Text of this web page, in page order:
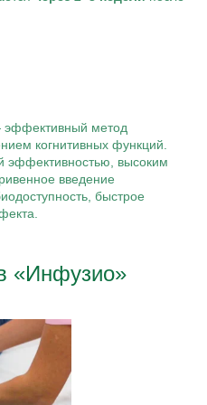
метод
когнитивных функций.
эффективностью, высоким
введение
быстрое
«Инфузио»